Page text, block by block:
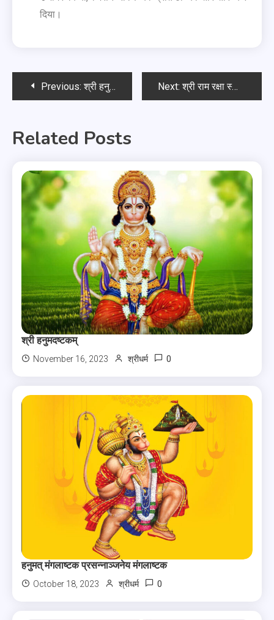
दिया।
Previous: श्री हनुमान अष्टोत्तर शतनामवली Next: श्री राम रक्षा स्तोत्र
Related Posts
श्री हनुमदष्टकम्
November 16, 2023 श्रीधर्म 0
हनुमत् मंगलाष्टक प्रसन्नाञ्जनेय मंगलाष्टक
October 18, 2023 श्रीधर्म 0